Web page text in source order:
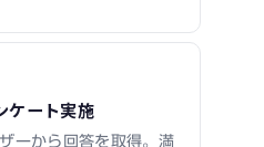
ケート実施
ーから回答を取得。満